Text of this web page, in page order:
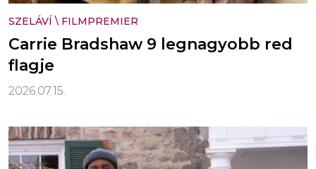
SZELÁVÍ \ FILMPREMIER
Carrie Bradshaw 9 legnagyobb red
flagje
2026.07.15.